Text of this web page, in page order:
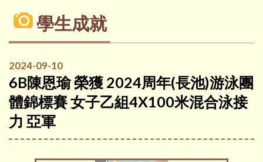
學生成就
2024-09-10
6B陳恩瑜 榮獲 2024周年(長池)游泳團
體錦標賽 女子乙組4X100米混合泳接
力 亞軍